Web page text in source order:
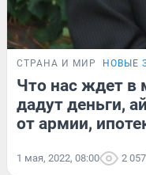
СТРАНА И МИР НОВЫЕ
Что нас ждет в
дадут деньги,
от армии,
1 мая, 2022, 08:00 2 057